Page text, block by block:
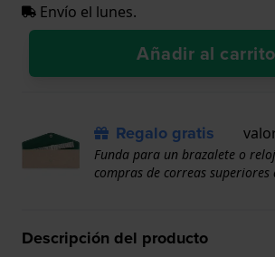
Envío el lunes.
Añadir al carrito
Regalo gratis
Funda para un brazalete o
compras de correas superiores
Descripción del producto